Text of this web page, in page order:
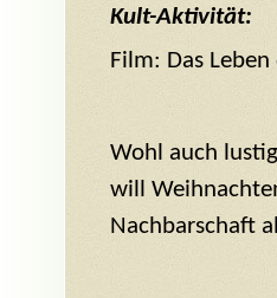
Kult-Aktivität:
Film: Das Leben
Wohl auch
will
Nachbarschaft